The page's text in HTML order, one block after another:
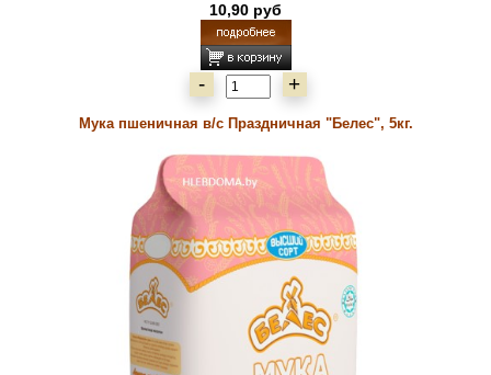
10,90 руб
- +
Мука пшеничная в/с Праздничная "Белес", 5кг.